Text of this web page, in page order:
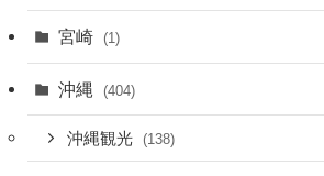
宮崎 (1)
沖縄 (404)
沖縄観光 (138)